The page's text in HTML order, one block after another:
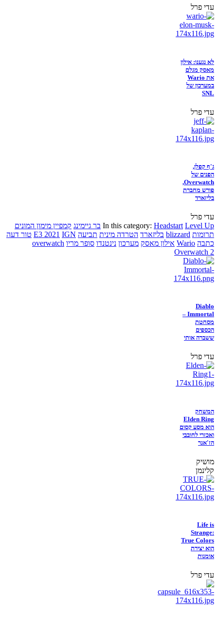
עדי פרל
לא נגענו: אילון
מאסק מגלם
את Wario
במערכון של
SNL
עדי פרל
ג'ף קפלן,
הפנים של
Overwatch,
פורש מחברת
בליזארד
עדי פרל
In this category: Headstart Level Up בר גיימינג קמפיין מימון המונים
תרומות blizzard בליזארד הטרדה מינית תביעה E3 2021 IGN
טור דעה
כתבה Wario אילון מאסק מערכון נינטנדו סופר מריו overwatch
Overwatch 2
Diablo
Immortal –
מסחטת
הכספים
ששברה אותי
עדי פרל
המשחק
Elden Ring
הוא מסע קסום
ואכזרי לחובבי
הז'אנר
מושיק
קלינמן
Life is
Strange:
True Colors
הוא יצירת
אומנות
עדי פרל